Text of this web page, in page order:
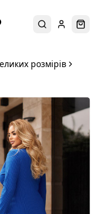
ПошукУвійти
розмірів